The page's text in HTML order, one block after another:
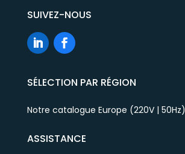
SUIVEZ-NOUS
SÉLECTION PAR RÉGION
Notre catalogue Europe (220V | 50Hz)
ASSISTANCE